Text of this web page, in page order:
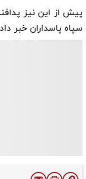
پیش از این نیز
سپاه پاسداران خبر